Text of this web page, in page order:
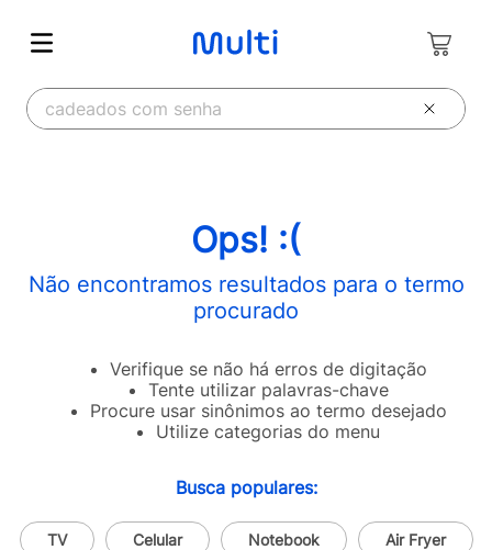
O que você deseja buscar?
Ops! :(
Não encontramos resultados para o termo
procurado
Verifique se não há erros de digitação
Tente utilizar palavras-chave
Procure usar sinônimos ao termo desejado
Utilize categorias do menu
Busca populares:
TV Celular Notebook Air Fryer